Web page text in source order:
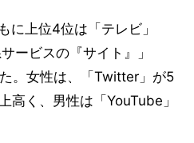
に上位4位は「テレビ」
ービスの『サイト』」
。女性は、「Twitter」が5
高く、男性は「YouTube」